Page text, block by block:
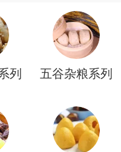
列 五谷杂粮系列